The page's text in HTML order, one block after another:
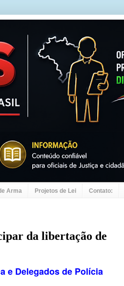
Arma Projetos de Lei Contato:
da libertação de
e Delegados de Polícia